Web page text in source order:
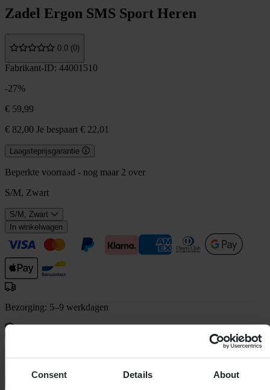
Consent Details About
Zadel Ergon SMS Sport Heren
0.0 (0)
Fabrikant-ID: 44001510
-27%
€ 59,99
€ 82,00 Je bespaart € 22,01
Laagsteprijsgarantie
Beperkte voorraad - nog maar 2 over
S/M, Zwart
S/M, Zwart
In winkelwagen
Bezorging: 5–9 werkdagen
Bekijk retourvoorwaarden